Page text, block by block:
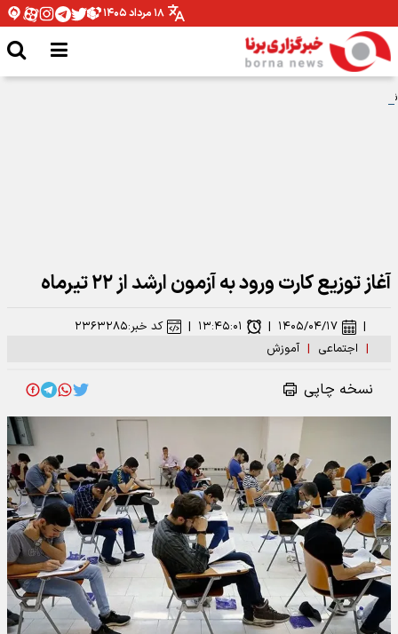
۱۸ مرداد ۱۴۰۵
شومی و نحسی ماه صفر فقط مربوط به همان سال رحلت پیامبر اکرم بوده است
آغاز توزیع کارت ورود به آزمون ارشد از ۲۲ تیرماه
| اجتماعی | آموزش
| ۱۴۰۵/۰۴/۱۷ | ۱۳:۴۵:۰۱ | کد خبر:۲۳۶۳۲۸۵
نسخه چاپی